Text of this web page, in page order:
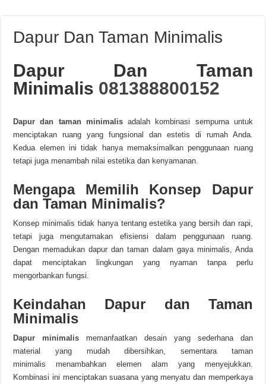
Dapur Dan Taman Minimalis
Dapur Dan Taman
Minimalis 081388800152
Dapur dan taman minimalisadalah kombinasi sempurna untuk
menciptakan ruang yang fungsional dan estetis di rumah Anda.
Kedua elemen ini tidak hanya memaksimalkan penggunaan ruang
tetapi juga menambah nilai estetika dan kenyamanan.
Mengapa Memilih Konsep Dapur
dan Taman Minimalis?
Konsep minimalis tidak hanya tentang estetika yang bersih dan rapi,
tetapi juga mengutamakan efisiensi dalam penggunaan ruang.
Dengan memadukan dapur dan taman dalam gaya minimalis, Anda
dapat menciptakan lingkungan yang nyaman tanpa perlu
mengorbankan fungsi.
Keindahan Dapur dan Taman
Minimalis
Dapur minimalis memanfaatkan desain yang sederhana dan
material yang mudah dibersihkan, sementara taman
minimalis menambahkan elemen alam yang menyejukkan.
Kombinasi ini menciptakan suasana yang menyatu dan memperkaya